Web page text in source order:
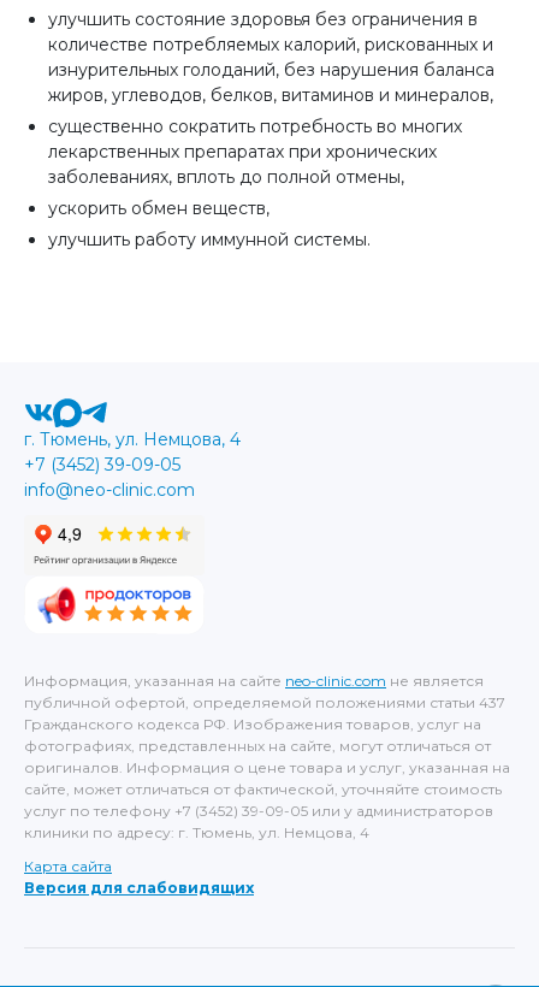
улучшить состояние здоровья без ограничения в
количестве потребляемых калорий, рискованных и
изнурительных голоданий, без нарушения баланса
жиров, углеводов, белков, витаминов и минералов,
существенно сократить потребность во многих
лекарственных препаратах при хронических
заболеваниях, вплоть до полной отмены,
ускорить обмен веществ,
улучшить работу иммунной системы.
Информация, указанная на сайте neo-clinic.com не является
публичной офертой, определяемой положениями статьи 437
Гражданского кодекса РФ. Изображения товаров, услуг на
фотографиях, представленных на сайте, могут отличаться от
оригиналов. Информация о цене товара и услуг, указанная на
сайте, может отличаться от фактической, уточняйте стоимость
услуг по телефону +7 (3452) 39-09-05 или у администраторов
клиники по адресу: г. Тюмень, ул. Немцова, 4
Карта сайта
Версия для слабовидящих
г. Тюмень, ул. Немцова, 4
+7 (3452) 39-09-05
info@neo-clinic.com